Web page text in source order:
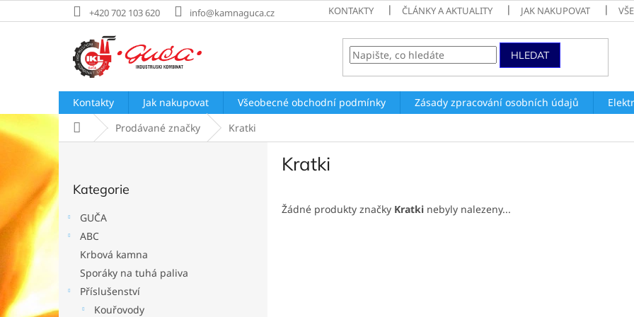
na
+420 702 103 620 info@kamnaguca.cz KONTAKTY ČLÁNKY A AKTUALITY JAK NAKUPOVAT
HLEDAT
Kontakty Jak nakupovat Všeobecné obchodní podmínky Zásady zpracování osobních údajů
Domů Prodávané značky Kratki
P
o
s
t
r
a
kategorie
Kategorie
GUČA
ABC
Krbová kamna
Sporáky na tuhá paliva
Příslušenství
Kouřovody
Kratki
Žádné produkty značky Kratki nebyly nalezeny...